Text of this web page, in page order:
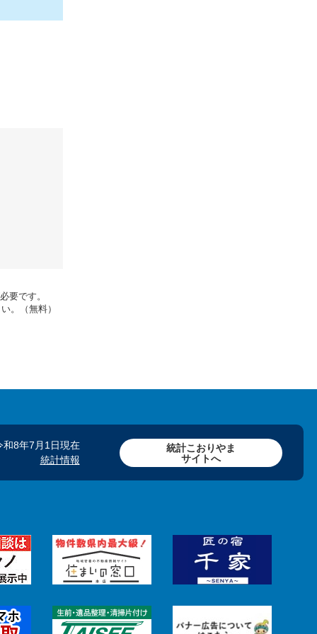
要です。
。（無料）
和8年7月1日現在
統計情報
統計こおりやま
サイトへ